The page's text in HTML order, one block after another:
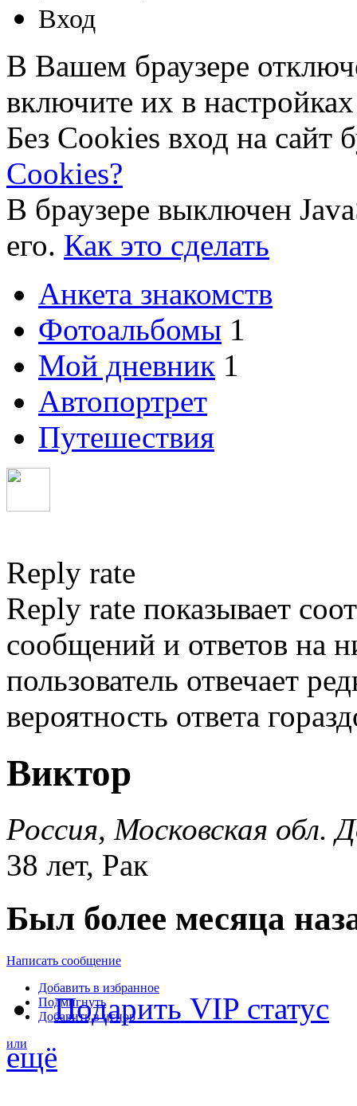
Вход
В Вашем браузере
включите их в
Без Cookies вход на сайт
Cookies?
В браузере выключен
его. Как это сделать
Анкета знакомств
Фотоальбомы 1
Мой дневник 1
Автопортрет
Путешествия
Reply rate
Reply rate показывает
сообщений и ответов на
пользователь отвечает
вероятность ответа
Виктор
Россия, Московская обл.
38 лет, Рак
Был более месяца
Написать сообщение
Добавить в избранное
Подмигнуть
Добавить в игнор
или
Подарить VIP статус
ещё